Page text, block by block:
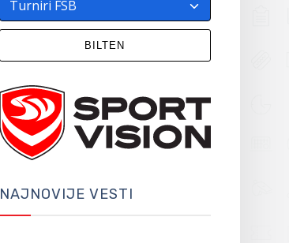
BILTEN
NAJNOVIJE VESTI